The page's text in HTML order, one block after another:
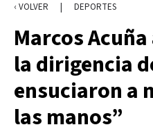
‹ VOLVER | DEPORTES
Marcos
la dirigencia
ensuciaron a
las manos”